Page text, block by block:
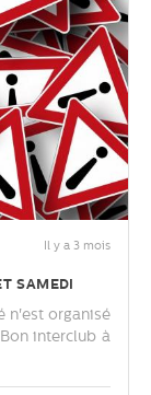
Il y a 3 mois
samedi
n'est organisé
interclub à